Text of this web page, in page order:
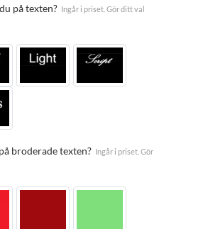
på texten? Ingår i priset. Gör ditt val
broderade texten? Ingår i priset. Gör